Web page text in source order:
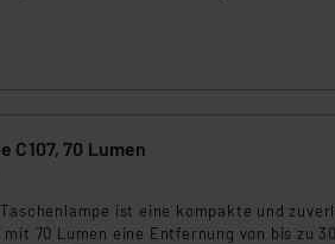
C107, 70 Lumen
Taschenlampe ist eine kompakte und
mit 70 Lumen eine Entfernung von bis zu